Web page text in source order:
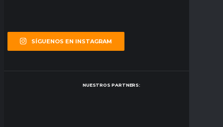
SÍGUENOS EN INSTAGRAM
NUESTROS PARTNERS: